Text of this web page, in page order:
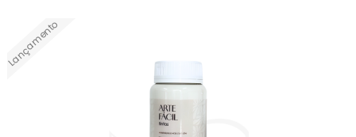
Lançamento